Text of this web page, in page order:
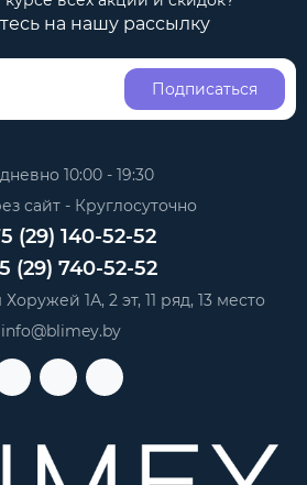
на нашу рассылку
Подписаться
10:00 - 19:30
сайт - Круглосуточно
(29) 140-52-52
(29) 740-52-52
1А, 2 эт, 11 ряд, 13 место
info@blimey.by